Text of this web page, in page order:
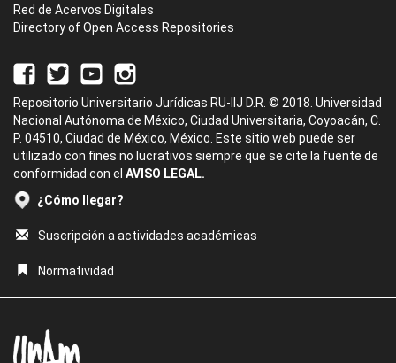
Red de Acervos Digitales
Directory of Open Access Repositories
Repositorio Universitario Jurídicas RU-IIJ D.R. © 2018. Universidad
Nacional Autónoma de México, Ciudad Universitaria, Coyoacán, C.
P. 04510, Ciudad de México, México. Este sitio web puede ser
utilizado con fines no lucrativos siempre que se cite la fuente de
conformidad con el AVISO LEGAL.
¿Cómo llegar?
Suscripción a actividades académicas
Normatividad